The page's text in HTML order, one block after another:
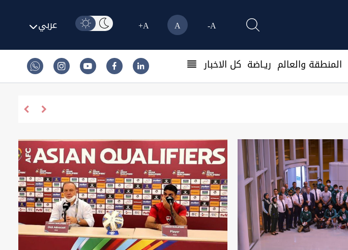
A-
A
A+ عربي
المنطقة والعالم ريـاضة كل الاخبار